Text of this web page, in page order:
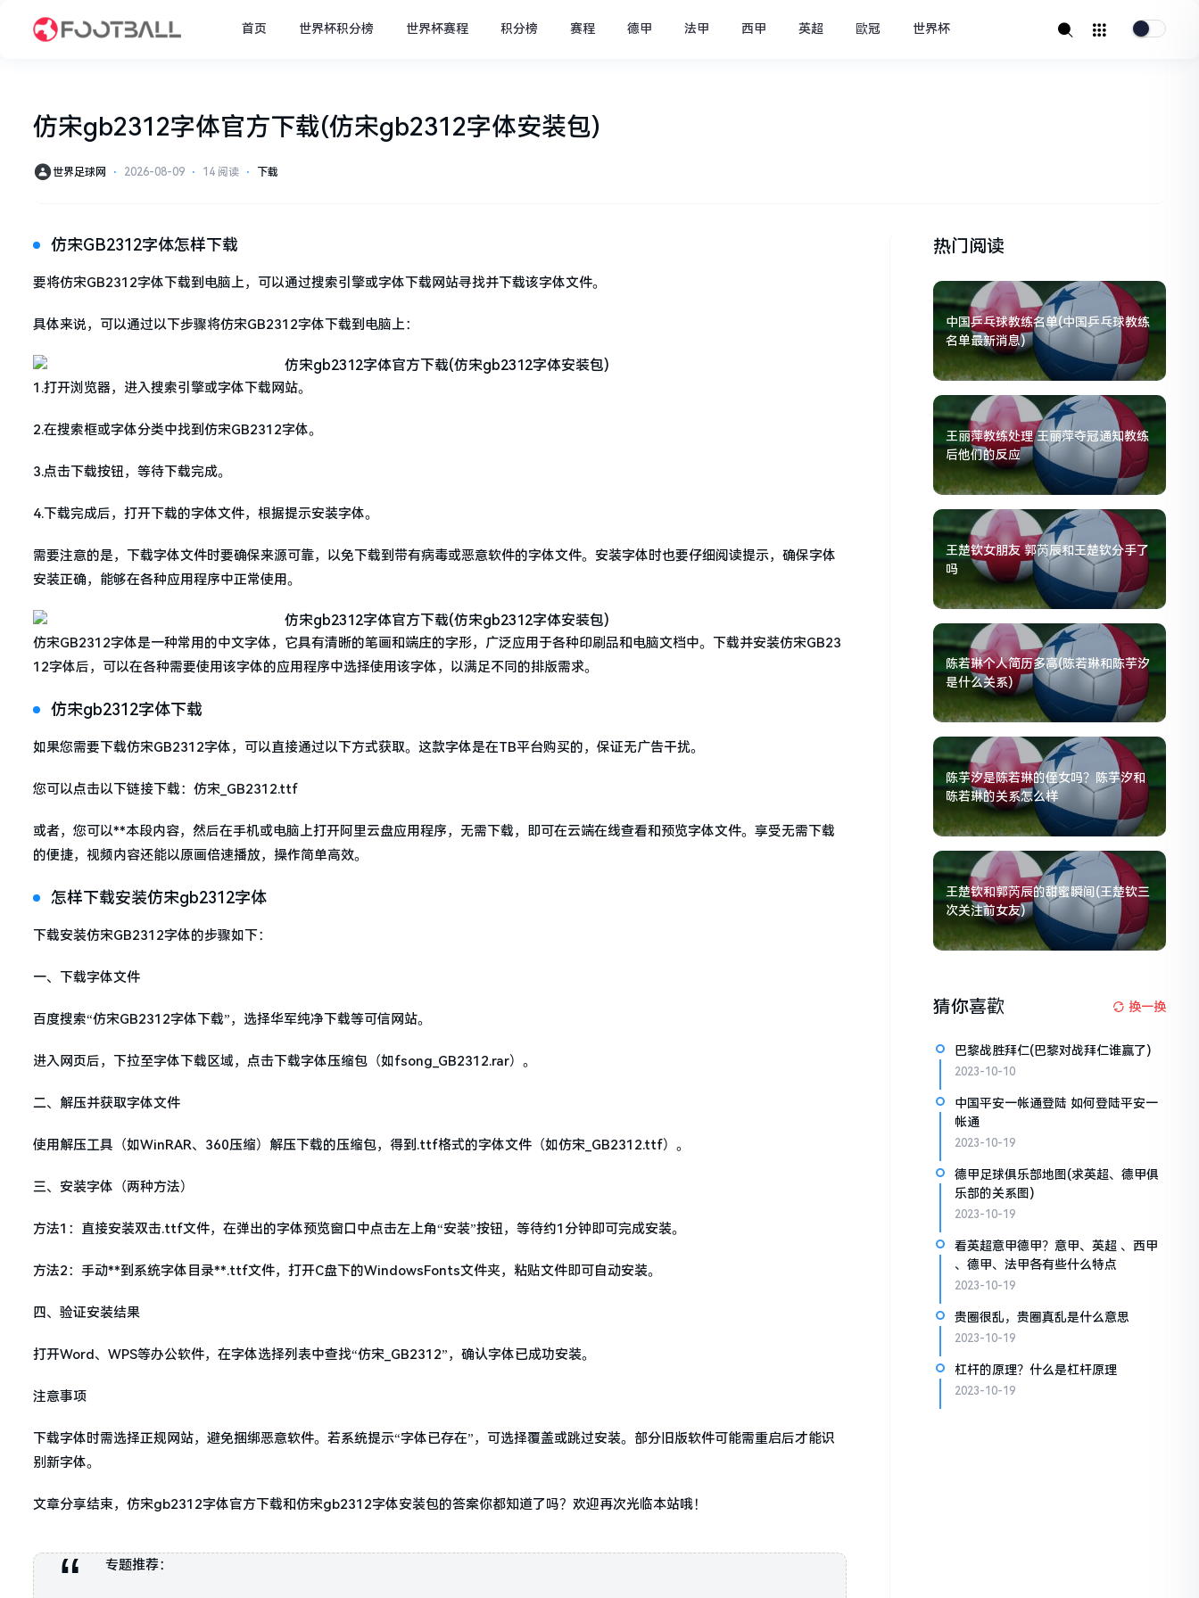
首页 世界杯积分榜 世界杯赛程 积分榜 赛程 德甲 法甲 西甲 英超 歐冠 世界杯
仿宋gb2312字体官方下载(仿宋gb2312字体安装包)
世界足球网 ⋅ 2026-08-09 ⋅ 14 阅读 ⋅ 下载
仿宋GB2312字体怎样下载
要将仿宋GB2312字体下载到电脑上，可以通过搜索引擎或字体下载网站寻找并下载该字体文件。
具体来说，可以通过以下步骤将仿宋GB2312字体下载到电脑上：
1.打开浏览器，进入搜索引擎或字体下载网站。
2.在搜索框或字体分类中找到仿宋GB2312字体。
3.点击下载按钮，等待下载完成。
4.下载完成后，打开下载的字体文件，根据提示安装字体。
需要注意的是，下载字体文件时要确保来源可靠，以免下载到带有病毒或恶意软件的字体文件。安装字体时也要仔细阅读提示，确保字体
安装正确，能够在各种应用程序中正常使用。
仿宋GB2312字体是一种常用的中文字体，它具有清晰的笔画和端庄的字形，广泛应用于各种印刷品和电脑文档中。下载并安装仿宋GB23
12字体后，可以在各种需要使用该字体的应用程序中选择使用该字体，以满足不同的排版需求。
仿宋gb2312字体下载
如果您需要下载仿宋GB2312字体，可以直接通过以下方式获取。这款字体是在TB平台购买的，保证无广告干扰。
您可以点击以下链接下载：仿宋_GB2312.ttf
或者，您可以**本段内容，然后在手机或电脑上打开阿里云盘应用程序，无需下载，即可在云端在线查看和预览字体文件。享受无需下载
的便捷，视频内容还能以原画倍速播放，操作简单高效。
怎样下载安装仿宋gb2312字体
下载安装仿宋GB2312字体的步骤如下：
一、下载字体文件
百度搜索“仿宋GB2312字体下载”，选择华军纯净下载等可信网站。
进入网页后，下拉至字体下载区域，点击下载字体压缩包（如fsong_GB2312.rar）。
二、解压并获取字体文件
使用解压工具（如WinRAR、360压缩）解压下载的压缩包，得到.ttf格式的字体文件（如仿宋_GB2312.ttf）。
三、安装字体（两种方法）
方法1：直接安装双击.ttf文件，在弹出的字体预览窗口中点击左上角“安装”按钮，等待约1分钟即可完成安装。
方法2：手动**到系统字体目录**.ttf文件，打开C盘下的WindowsFonts文件夹，粘贴文件即可自动安装。
四、验证安装结果
打开Word、WPS等办公软件，在字体选择列表中查找“仿宋_GB2312”，确认字体已成功安装。
注意事项
下载字体时需选择正规网站，避免捆绑恶意软件。若系统提示“字体已存在”，可选择覆盖或跳过安装。部分旧版软件可能需重启后才能识
别新字体。
文章分享结束，仿宋gb2312字体官方下载和仿宋gb2312字体安装包的答案你都知道了吗？欢迎再次光临本站哦！
专题推荐：
热门阅读
中国乒乓球教练名单(中国乒乓球教练
名单最新消息)
王丽萍教练处理 王丽萍夺冠通知教练
后他们的反应
王楚钦女朋友 郭芮辰和王楚钦分手了
吗
陈若琳个人简历多高(陈若琳和陈芋汐
是什么关系)
陈芋汐是陈若琳的侄女吗？陈芋汐和
陈若琳的关系怎么样
王楚钦和郭芮辰的甜蜜瞬间(王楚钦三
次关注前女友)
猜你喜歡 换一换
巴黎战胜拜仁(巴黎对战拜仁谁赢了)
2023-10-10
中国平安一帐通登陆 如何登陆平安一
帐通
2023-10-19
德甲足球俱乐部地图(求英超、德甲俱
乐部的关系图)
2023-10-19
看英超意甲德甲？意甲、英超 、西甲
、德甲、法甲各有些什么特点
2023-10-19
贵圈很乱，贵圈真乱是什么意思
2023-10-19
杠杆的原理？什么是杠杆原理
2023-10-19